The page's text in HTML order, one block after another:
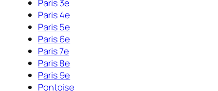
Paris 3e
Paris 4e
Paris 5e
Paris 6e
Paris 7e
Paris 8e
Paris 9e
Pontoise